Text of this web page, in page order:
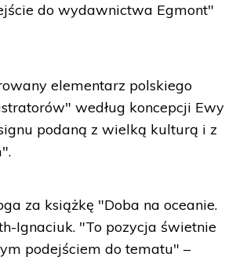
do wydawnictwa Egmont"
elementarz polskiego
według koncepcji Ewy
podaną z wielką kulturą i z
za książkę "Doba na oceanie.
Ignaciuk. "To pozycja świetnie
podejściem do tematu" –